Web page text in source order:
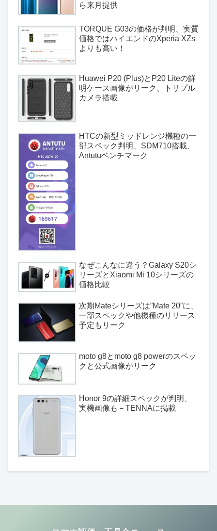
ら来月提供
TORQUE G03の価格が判明、実質
価格ではハイエンドのXperia XZs
よりも高い！
Huawei P20 (Plus)とP20 Liteの鮮
明ケース画像がリーク、トリプル
カメラ搭載
HTCの新型ミッドレンジ機種の一
部スペック判明、SDM710搭載、
Antutuベンチマーク
なぜこんなに違う？Galaxy S20シ
リーズとXiaomi Mi 10シリーズの
価格比較
次期Mateシリーズは”Mate 20”に、
一部スペックや他機種のリリース
予定もリーク
moto g8とmoto g8 powerのスペッ
クと公式画像がリーク
Honor 9の詳細スペックが判明、
実機画像も－TENNAに掲載